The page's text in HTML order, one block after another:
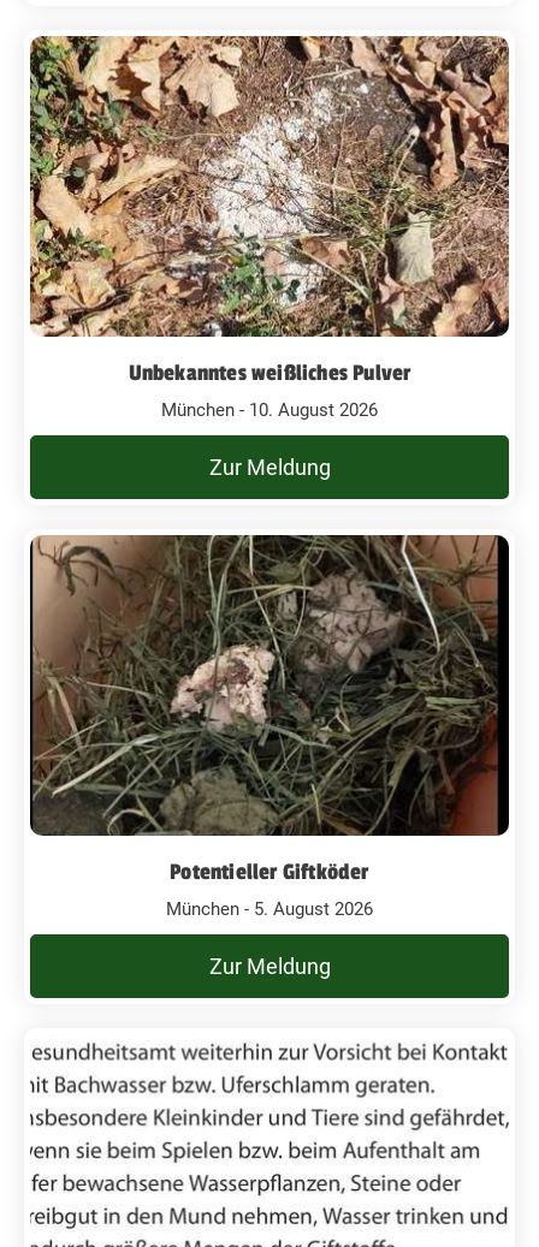
Unbekanntes weißliches Pulver
München - 10. August 2026
Zur Meldung
Potentieller Giftköder
München - 5. August 2026
Zur Meldung